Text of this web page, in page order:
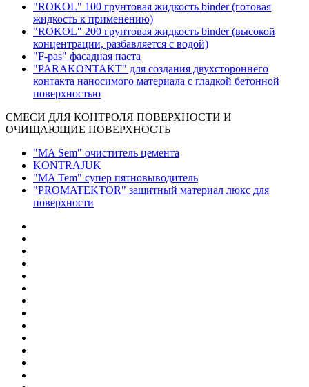
"ROKOL" 100 грунтовая жидкость binder (готовая
жидкость к применению)
"ROKOL" 200 грунтовая жидкость binder (высокой
концентрации, разбавляется с водой)
"F-pas" фасадная паста
"PARAKONTAKT" для создания двухстороннего
контакта наносимого материала с гладкой бетонной
поверхностью
СМЕСИ ДЛЯ КОНТРОЛЯ ПОВЕРХНОСТИ И
ОЧИЩАЮЩИЕ ПОВЕРХНОСТЬ
"MA Sem" очиститель цемента
KONTRAJUK
"MA Tem" супер пятновыводитель
"PROMATEKTOR" защитный материал люкс для
поверхности